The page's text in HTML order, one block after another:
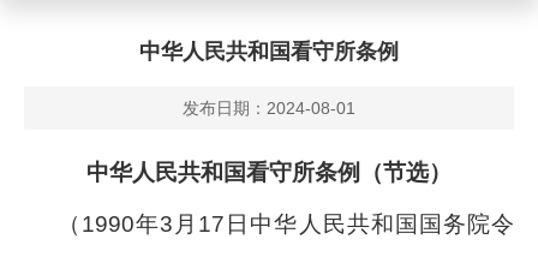
中华人民共和国看守所条例
发布日期：2024-08-01
中华人民共和国看守所条例（节选）
（1990年3月17日中华人民共和国国务院令